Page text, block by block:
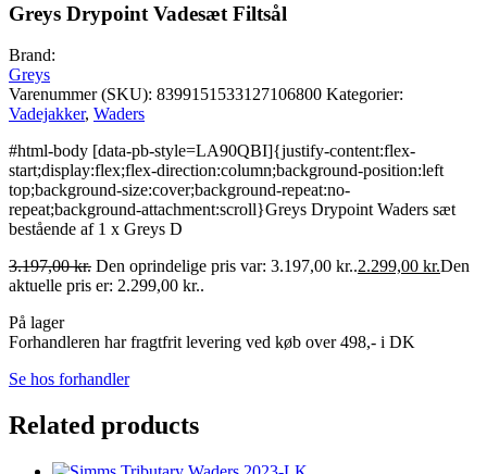
Greys Drypoint Vadesæt Filtsål
Brand:
Greys
Varenummer (SKU): 8399151533127106800 Kategorier:
Vadejakker, Waders
#html-body [data-pb-style=LA90QBI]{justify-content:flex-
start;display:flex;flex-direction:column;background-position:left
top;background-size:cover;background-repeat:no-
repeat;background-attachment:scroll}Greys Drypoint Waders sæt
bestående af 1 x Greys D
3.197,00kr. Den oprindelige pris var: 3.197,00 kr..2.299,00 kr.Den
aktuelle pris er: 2.299,00 kr..
På lager
Forhandleren har fragtfrit levering ved køb over 498,- i DK
Se hos forhandler
Related products